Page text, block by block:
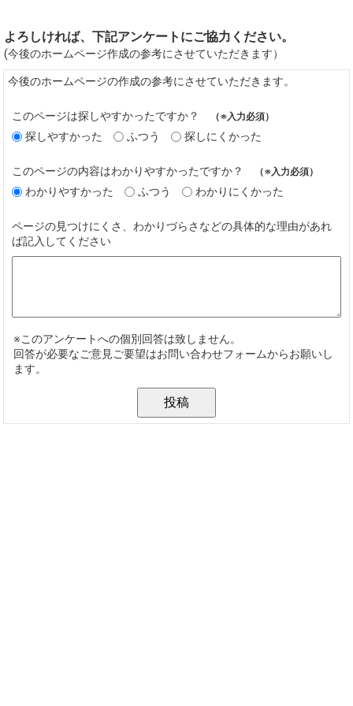
よろしければ、下記アンケートにご協力ください。
(今後のホームページ作成の参考にさせていただきます）
今後のホームページの作成の参考にさせていただきます。
このページは探しやすかったですか？ （※入力必須）
探しやすかった ふつう 探しにくかった
このページの内容はわかりやすかったですか？ （※入力必須）
わかりやすかった ふつう わかりにくかった
ページの見つけにくさ、わかりづらさなどの具体的な理由があれ
ば記入してください
※このアンケートへの個別回答は致しません。
回答が必要なご意見ご要望はお問い合わせフォームからお願いし
ます。